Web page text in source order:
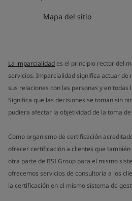
Mapa del sitio
La imparcialidades el principio rector del
servicios. Imparcialidad significa actuar de
sus relaciones con las personas y en
Significa que las decisiones se toman sin
pudiera afectar la objetividad de la toma
Como organismo de certificación
ofrecer certificación a clientes que
otra parte de BSI Group para el mismo
ofrecemos servicios de consultoría a los
la certificación en el mismo sistema de